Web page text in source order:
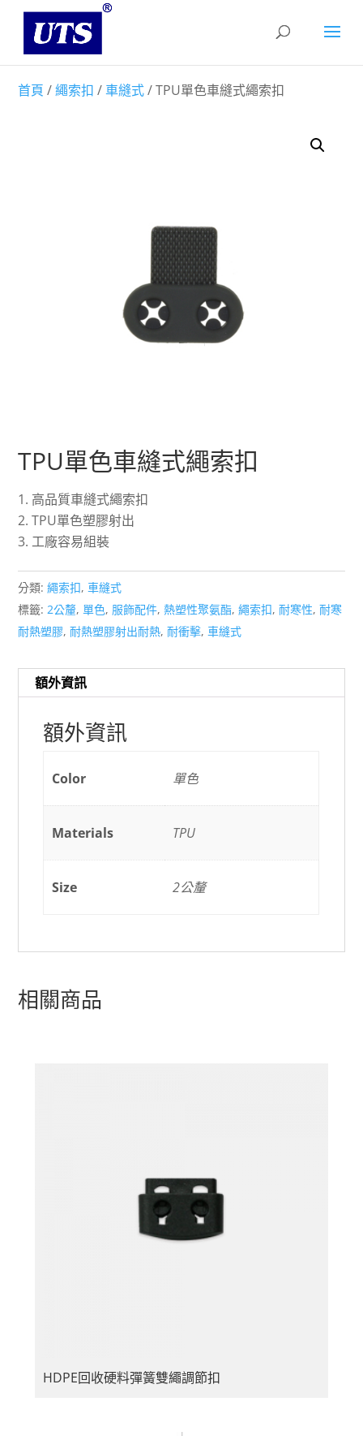
首頁 /繩索扣 /車縫式/ TPU單色車縫式繩索扣
TPU單色車縫式繩索扣
高品質車縫式繩索扣
TPU單色塑膠射出
工廠容易組裝
分類:繩索扣,車縫式
標籤:2公釐,單色, 服飾配件,熱塑性聚氨酯,繩索扣,耐寒性,耐寒
耐熱塑膠,耐熱塑膠射出耐熱,耐衝擊,車縫式
額外資訊
額外資訊
Color 單色
Materials TPU
Size 2公釐
相關商品
HDPE回收硬料彈簧雙繩調節扣